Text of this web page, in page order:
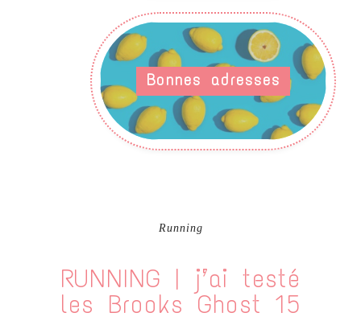
Bonnes adresses
Running
RUNNING | j’ai testé
les Brooks Ghost 15